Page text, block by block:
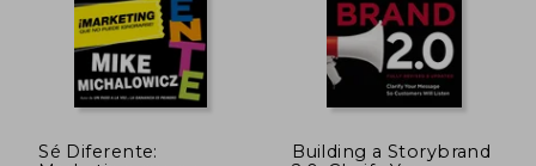
Sé Diferente:
Building a Storybrand